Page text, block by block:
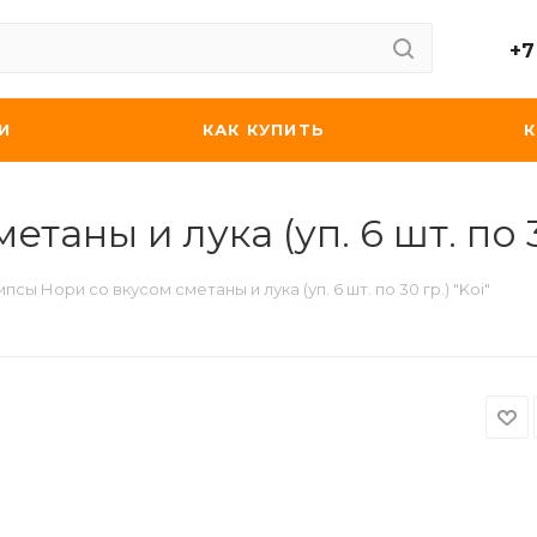
КАК КУПИТЬ
и лука (уп. 6 шт. по
Нори со вкусом сметаны и лука (уп. 6 шт. по 30 гр.) "Koi"